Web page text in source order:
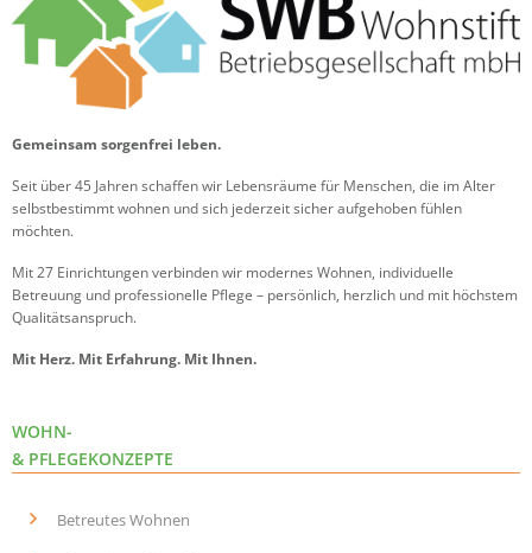
Gemeinsam sorgenfrei leben.
Seit über 45 Jahren schaffen wir Lebensräume für Menschen, die im Alter
selbstbestimmt wohnen und sich jederzeit sicher aufgehoben fühlen
möchten.
Mit 27 Einrichtungen verbinden wir modernes Wohnen, individuelle
Betreuung und professionelle Pflege – persönlich, herzlich und mit höchstem
Qualitätsanspruch.
Mit Herz. Mit Erfahrung. Mit Ihnen.
WOHN-
& PFLEGEKONZEPTE
Betreutes Wohnen